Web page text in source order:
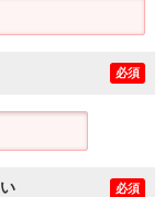
必須
必須